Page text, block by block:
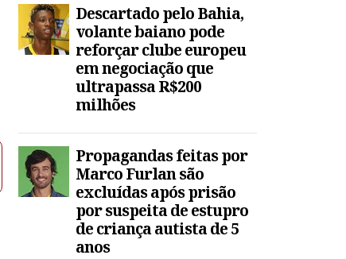
Descartado pelo Bahia,
volante baiano pode
reforçar clube europeu
em negociação que
ultrapassa R$200
milhões
Propagandas feitas por
Marco Furlan são
excluídas após prisão
por suspeita de estupro
de criança autista de 5
anos